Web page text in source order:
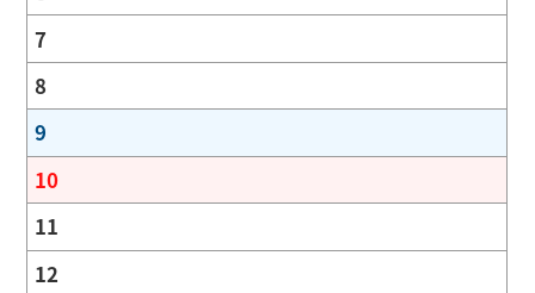
7
8
9
10
11
12